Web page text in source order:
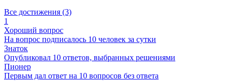
Все достижения (3)
1
Хороший вопрос
На вопрос подписалось 10 человек за сутки
Знаток
Опубликовал 10 ответов, выбранных решениями
Пионер
Первым дал ответ на 10 вопросов без ответа